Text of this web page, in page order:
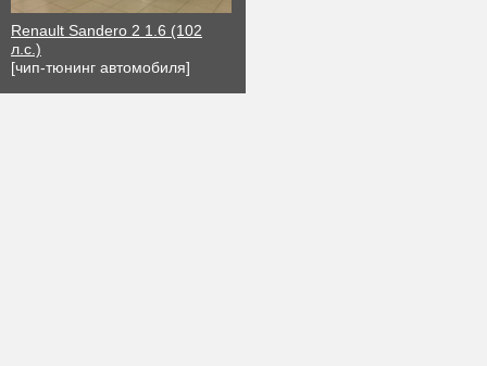
Renault Sandero 2 1.6 (102
л.с.)
[чип-тюнинг автомобиля]